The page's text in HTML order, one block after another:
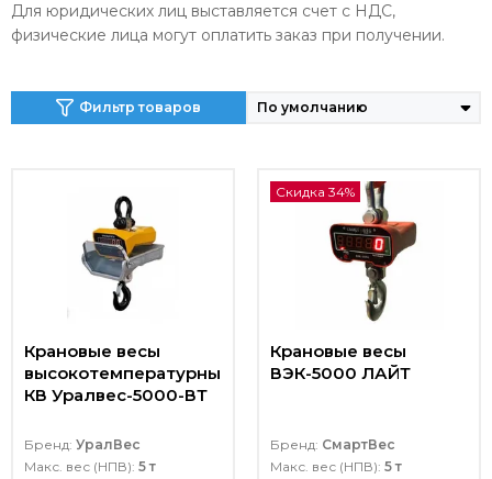
Для юридических лиц выставляется счет с НДС,
физические лица могут оплатить заказ при получении.
Фильтр товаров
Крановые весы
высокотемпературные
КВ Уралвес-5000-ВТ
Бренд: УралВес
Макс. вес (НПВ): 5 т
Скидка 34%
Крановые весы
ВЭК-5000 ЛАЙТ
Бренд: СмартВес
Макс. вес (НПВ): 5 т